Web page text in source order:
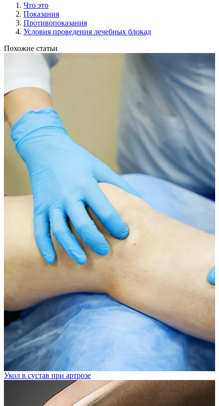
Что это
Показания
Противопоказания
Условия проведения лечебных блокад
Похожие статьи
Укол в сустав при артрозе